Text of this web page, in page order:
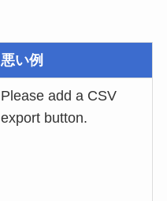
悪い例
Please add a CSV
export button.